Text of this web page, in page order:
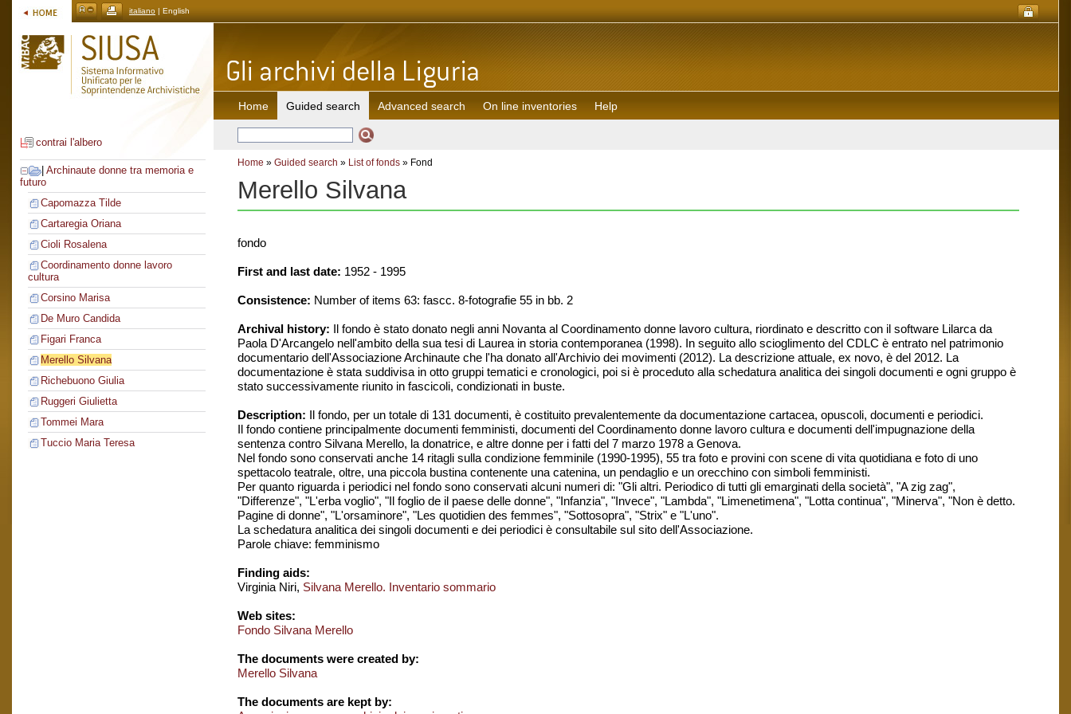
italiano | English
contrai l'albero
Archinaute donne tra memoria e
futuro
Capomazza Tilde
Cartaregia Oriana
Cioli Rosalena
Coordinamento donne lavoro
cultura
Corsino Marisa
De Muro Candida
Figari Franca
Merello Silvana
Richebuono Giulia
Ruggeri Giulietta
Tommei Mara
Tuccio Maria Teresa
Home Guided search Advanced search On line inventories Help
Home » Guided search » List of fonds » Fond
Merello Silvana
fondo
First and last date: 1952 - 1995
Consistence: Number of items 63: fascc. 8-fotografie 55 in bb. 2
Archival history: Il fondo è stato donato negli anni Novanta al Coordinamento donne lavoro cultura, riordinato e descritto con il software Lilarca da
Paola D'Arcangelo nell'ambito della sua tesi di Laurea in storia contemporanea (1998). In seguito allo scioglimento del CDLC è entrato nel patrimonio
documentario dell'Associazione Archinaute che l'ha donato all'Archivio dei movimenti (2012). La descrizione attuale, ex novo, è del 2012. La
documentazione è stata suddivisa in otto gruppi tematici e cronologici, poi si è proceduto alla schedatura analitica dei singoli documenti e ogni gruppo è
stato successivamente riunito in fascicoli, condizionati in buste.
Description: Il fondo, per un totale di 131 documenti, è costituito prevalentemente da documentazione cartacea, opuscoli, documenti e periodici.
Il fondo contiene principalmente documenti femministi, documenti del Coordinamento donne lavoro cultura e documenti dell'impugnazione della
sentenza contro Silvana Merello, la donatrice, e altre donne per i fatti del 7 marzo 1978 a Genova.
Nel fondo sono conservati anche 14 ritagli sulla condizione femminile (1990-1995), 55 tra foto e provini con scene di vita quotidiana e foto di uno
spettacolo teatrale, oltre, una piccola bustina contenente una catenina, un pendaglio e un orecchino con simboli femministi.
Per quanto riguarda i periodici nel fondo sono conservati alcuni numeri di: "Gli altri. Periodico di tutti gli emarginati della società", "A zig zag",
"Differenze", "L'erba voglio", "Il foglio de il paese delle donne", "Infanzia", "Invece", "Lambda", "Limenetimena", "Lotta continua", "Minerva", "Non è detto.
Pagine di donne", "L'orsaminore", "Les quotidien des femmes", "Sottosopra", "Strix" e "L'uno".
La schedatura analitica dei singoli documenti e dei periodici è consultabile sul sito dell'Associazione.
Parole chiave: femminismo
Finding aids:
Virginia Niri, Silvana Merello. Inventario sommario
Web sites:
Fondo Silvana Merello
The documents were created by:
Merello Silvana
The documents are kept by: